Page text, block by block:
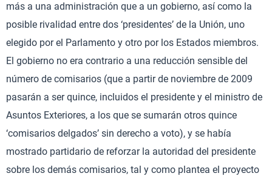
más a una administración que a un gobierno, así como la
posible rivalidad entre dos ‘presidentes’ de la Unión, uno
elegido por el Parlamento y otro por los Estados miembros.
El gobierno no era contrario a una reducción sensible del
número de comisarios (que a partir de noviembre de 2009
pasarán a ser quince, incluidos el presidente y el ministro de
Asuntos Exteriores, a los que se sumarán otros quince
‘comisarios delgados’ sin derecho a voto), y se había
mostrado partidario de reforzar la autoridad del presidente
sobre los demás comisarios, tal y como plantea el proyecto